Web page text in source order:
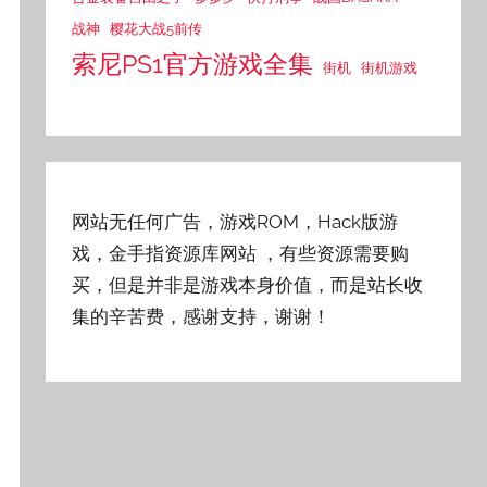
战神
樱花大战5前传
索尼PS1官方游戏全集 街机 街机游戏
网站无任何广告，游戏ROM，Hack版游
戏，金手指资源库网站 ，有些资源需要购
买，但是并非是游戏本身价值，而是站长收
集的辛苦费，感谢支持，谢谢！